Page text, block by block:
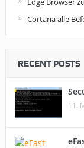
Cortana alle
RECENT POSTS
11.